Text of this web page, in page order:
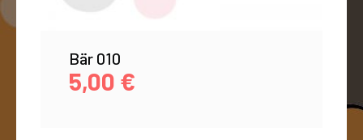
Bär 010
5,00 €